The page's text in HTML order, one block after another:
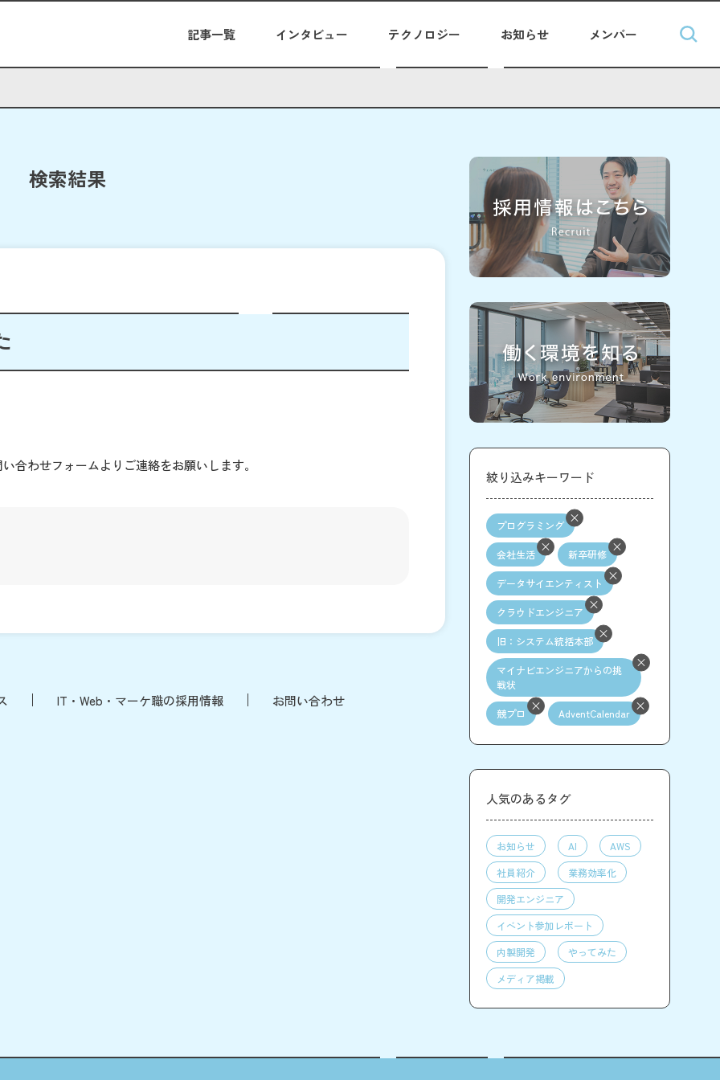
記事一覧 インタビュー テクノロジー お知らせ メンバー
検索結果
合わせフォームよりご連絡をお願いします。
IT・Web・マーケ職の採用情報 お問い合わせ
絞り込みキーワード
プログラミング
会社生活 新卒研修
データサイエンティスト
クラウドエンジニア
旧：システム統括本部
マイナビエンジニアからの挑
戦状
競プロ AdventCalendar
人気のあるタグ
お知らせ AI
AWS
社員紹介
業務効率化
開発エンジニア
イベント参加レポート
内製開発
やってみた
メディア掲載